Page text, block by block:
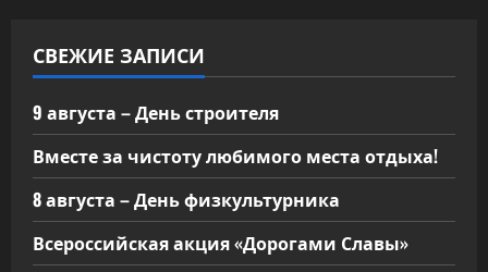
м
СВЕЖИЕ ЗАПИСИ
9 августа – День строителя
Вместе за чистоту любимого места отдыха!
8 августа – День физкультурника
Всероссийская акция «Дорогами Славы»